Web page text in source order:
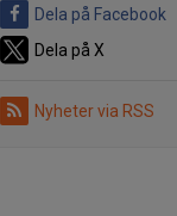
Dela på Facebook
Dela på X
Nyheter via RSS